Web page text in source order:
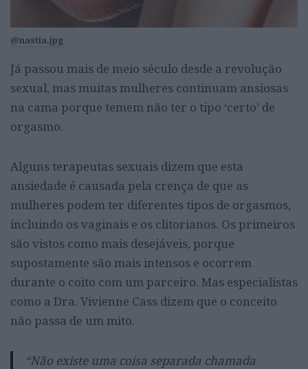
@nastia.jpg
Já passou mais de meio século desde a revolução
sexual, mas muitas mulheres continuam ansiosas
na cama porque temem não ter o tipo ‘certo’ de
orgasmo.
Alguns terapeutas sexuais dizem que esta
ansiedade é causada pela crença de que as
mulheres podem ter diferentes tipos de orgasmos,
incluindo os vaginais e os clitorianos. Os primeiros
são vistos como mais desejáveis, porque
supostamente são mais intensos e ocorrem
durante o coito com um parceiro. Mas especialistas
como a Dra. Vivienne Cass dizem que o conceito
não passa de um mito.
“Não existe uma coisa separada chamada